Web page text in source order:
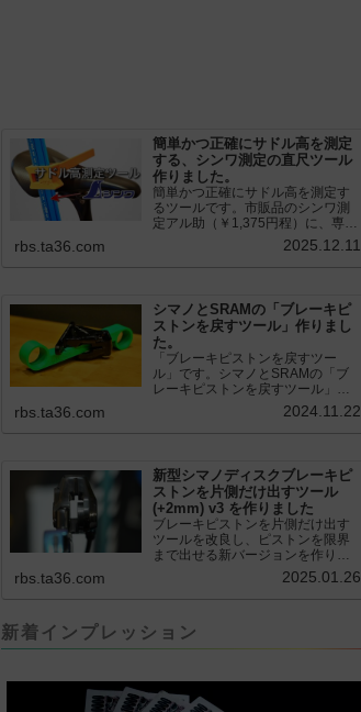
簡単かつ正確にサドル高を測定
する、シンワ測定の直尺ツール
作りました。
簡単かつ正確にサドル高を測定す
るツールです。市販品のシンワ測
定アル助（￥1,375円程）に、専用
のサドル高測定ツールを取り付け
て使用します。これまで以上に、
Sokutei) アルミ直尺 アル助 1m ホ
ワイト 65445posted at 2025.12.12
シンワ測定(Shinwa Sokutei)
￥1,375Amazon.c...
rbs.ta36.com 2025.12.11
シマノとSRAMの「ブレーキピ
ストンを戻すツール」作りまし
た。
「ブレーキピストンを戻すツー
ル」です。シマノとSRAMの「ブ
レーキピストンを戻すツール」作
りました。出したからには、戻す
必要が。。。でも、タイヤレバー
戻すツール」
pic.twitter.com/jiwVmCb32N— IT技
術者ロードバイク (@FJT_TKS)
November 22, 2024何ができるの
かというと、出ているピス...
rbs.ta36.com 2024.11.22
新型シマノディスクブレーキピ
ストンを片側だけ出すツール
(+2mm) v3 を作りました
ブレーキピストンを片側だけ出す
ツールを改良し、ピストンを限界
まで出せる新バージョンを作りま
した。前作よりも+2.18mm出せる
ようになりました。寸法設計に関
も安全な寸法設計に落ち着いてい
ます。ピストン出しチキンレース
れしましたが、ギリギリまで攻め
てますのでピストン内部の汚れを
rbs.ta36.com 2025.01.26
新着インプレッション